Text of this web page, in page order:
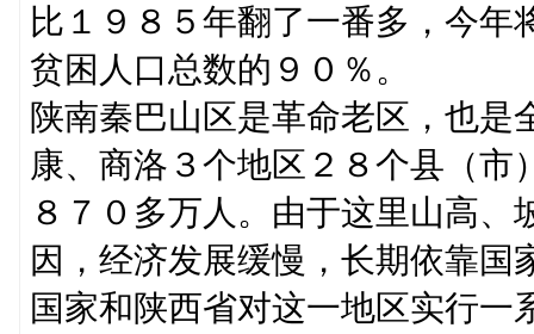
比１９８５年翻了一番多，今
贫困人口总数的９０％。
陕南秦巴山区是革命老区，也是
康、商洛３个地区２８个县（市
８７０多万人。由于这里山高
因，经济发展缓慢，长期依靠国
国家和陕西省对这一地区实行